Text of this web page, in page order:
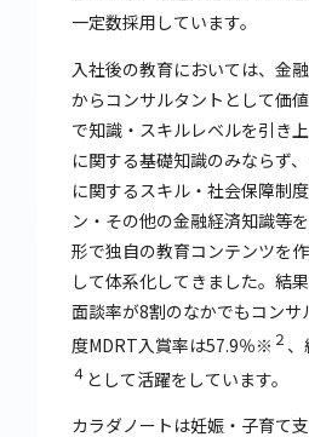
一定数採用しています。
入社後の教育においては、金
からコンサルタントとして価
で知識・スキルレベルを引き
に関する基礎知識のみならず
に関するスキル・社会保障制
ン・その他の金融経済知識等
形で独自の教育コンテンツを
して体系化してきました。結
面談率が8割のなかでもコン
度MDRT入賞率は57.9％※ ２
４ として活躍をしています。
カラダノートは妊娠・子育て